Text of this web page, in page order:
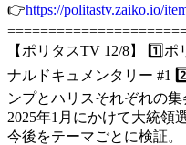
👉https://politastv.zaiko.io/
【ポリタスTV 12/8】 1️⃣
ナルドキュメンタリー #1
ンプとハリスそれぞれの
2025年1月にかけて大統領
今後をテーマごとに検証